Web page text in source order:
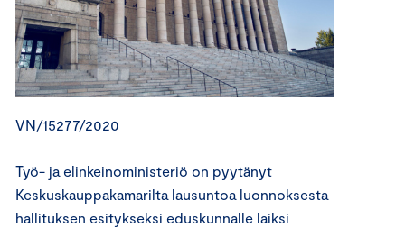
VN/15277/2020
Työ- ja elinkeinoministeriö on pyytänyt
Keskuskauppakamarilta lausuntoa luonnoksesta
hallituksen esitykseksi eduskunnalle laiksi